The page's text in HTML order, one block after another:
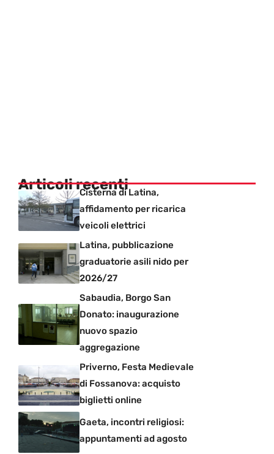
Articoli recenti
Cisterna di Latina,
affidamento per ricarica
veicoli elettrici
Latina, pubblicazione
graduatorie asili nido per
2026/27
Sabaudia, Borgo San
Donato: inaugurazione
nuovo spazio
aggregazione
Priverno, Festa Medievale
di Fossanova: acquisto
biglietti online
Gaeta, incontri religiosi:
appuntamenti ad agosto